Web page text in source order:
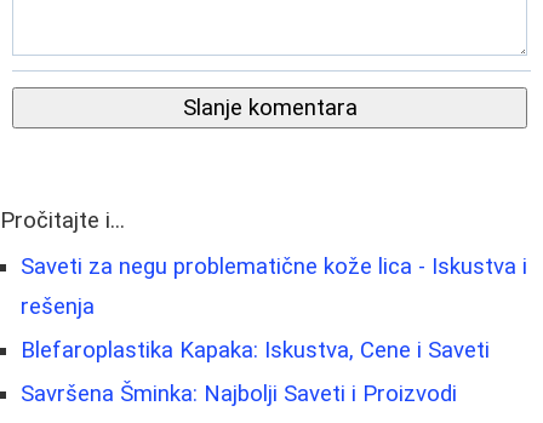
Slanje komentara
Pročitajte i...
Saveti za negu problematične kože lica - Iskustva i
rešenja
Blefaroplastika Kapaka: Iskustva, Cene i Saveti
Savršena Šminka: Najbolji Saveti i Proizvodi